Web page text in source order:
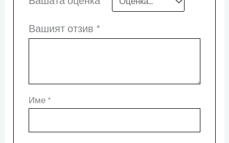
Вашият отзив *
Име *